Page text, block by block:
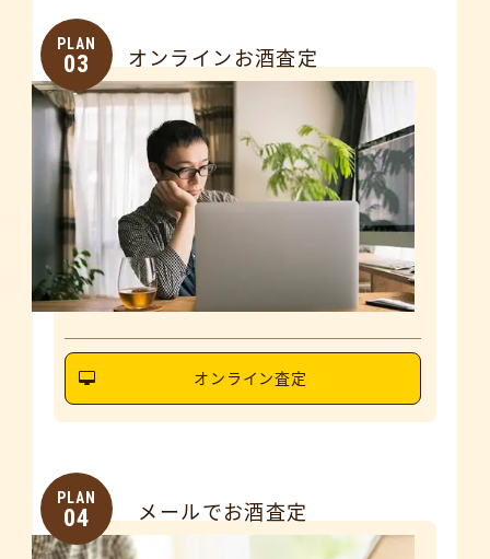
PLAN
03 オンラインお酒査定
オンライン査定
PLAN
04 メールでお酒査定